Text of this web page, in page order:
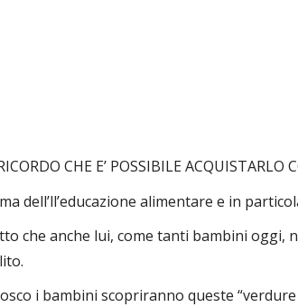
CHE E’ POSSIBILE ACQUISTARLO
dell’ll’educazione alimentare e in
che anche lui, come tanti bambini
i bambini scopriranno queste